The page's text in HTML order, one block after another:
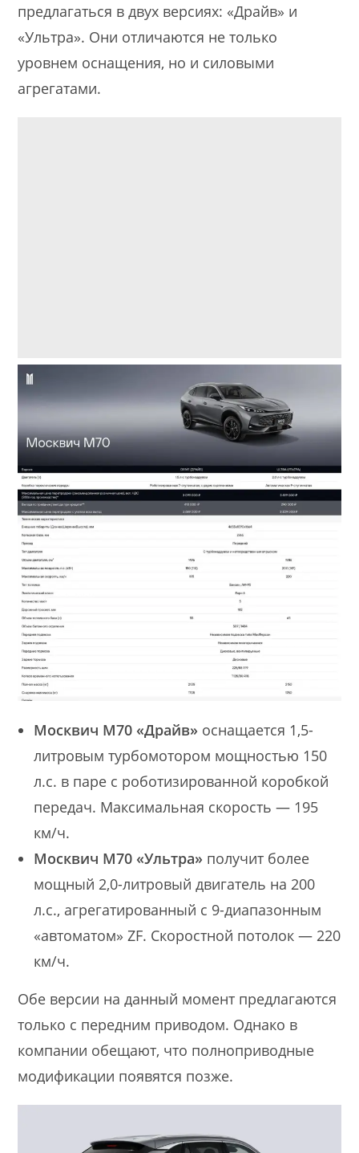
предлагаться в двух версиях: «Драйв» и
«Ультра». Они отличаются не только
уровнем оснащения, но и силовыми
агрегатами.
Москвич М70 «Драйв» оснащается 1,5-
литровым турбомотором мощностью 150
л.с. в паре с роботизированной коробкой
передач. Максимальная скорость — 195
км/ч.
Москвич М70 «Ультра» получит более
мощный 2,0-литровый двигатель на 200
л.с., агрегатированный с 9-диапазонным
«автоматом» ZF. Скоростной потолок — 220
км/ч.
Обе версии на данный момент предлагаются
только с передним приводом. Однако в
компании обещают, что полноприводные
модификации появятся позже.